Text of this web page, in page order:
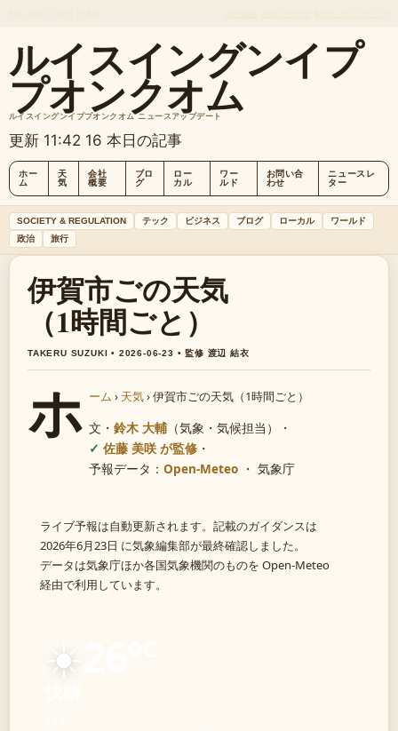
ルイスイングンイプ
プオンクオム
ルイスイングンイププオンクオム ニュースアップデート
更新 11:42 16 本日の記事
ホー
ム
天
気
会社
概要
ブロ
グ
ロー
カル
ワー
ルド
お問い合
わせ
ニュースレ
ター
SOCIETY & REGULATION テック ビジネス ブログ ローカル
ワールド
政治
旅行
伊賀市ごの天気
（1時間ごと）
TAKERU SUZUKI • 2026-06-23 • 監修 渡辺 結衣
ホ ーム › 天気›伊賀市ごの天気（1時間ごと）
文・ 鈴木 大輔 （気象・気候担当）
・
佐藤 美咲 が監修 ・
予報データ： Open-Meteo ・ 気象庁
ライブ予報は自動更新されます。記載のガイダンスは
2026年6月23日 に気象編集部が最終確認しました。
データは気象庁ほか各国気象機関のものを Open-Meteo
経由で利用しています。
☀️